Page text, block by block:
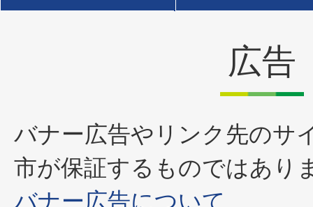
広告
バナー広告やリンク先のサ
市が保証するものではあり
バナー広告について